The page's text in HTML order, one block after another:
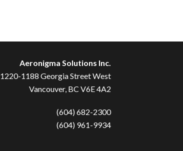
Aeronigma Solutions Inc.
1220-1188 Georgia Street West
Vancouver, BC V6E 4A2
(604) 682-2300
(604) 961-9934